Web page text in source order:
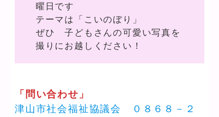
曜日です
テーマは「こいのぼり」
ぜひ 子どもさんの可愛い写真を
撮りにお越しください！
「問い合わせ」
津山市社会福祉協議会 ０８６８－２